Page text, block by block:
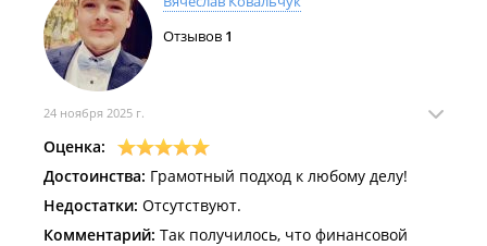
Отзывов 1
24 ноября 2025 г.
Оценка:
Достоинства: Грамотный подход к любому делу!
Недостатки: Отсутствуют.
Комментарий: Так получилось, что финансовой